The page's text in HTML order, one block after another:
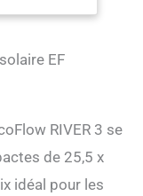
ainsi une
de 60 W,
et idéal pour
complète
RIVER 3
en
EF
RIVER 3 se
de 25,5 x
idéal pour les